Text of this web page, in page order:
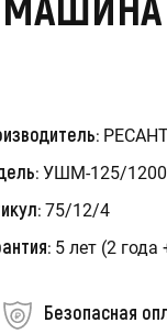
УШМ-125/
75/12/4
5 лет (2 года
Безопасная